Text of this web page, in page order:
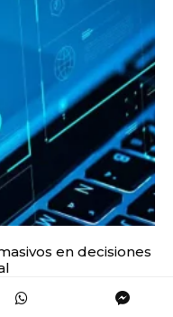
en decisiones